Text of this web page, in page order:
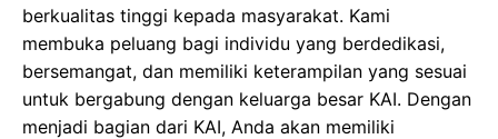
berkualitas tinggi kepada masyarakat. Kami
membuka peluang bagi individu yang berdedikasi,
bersemangat, dan memiliki keterampilan yang sesuai
untuk bergabung dengan keluarga besar KAI. Dengan
menjadi bagian dari KAI, Anda akan memiliki